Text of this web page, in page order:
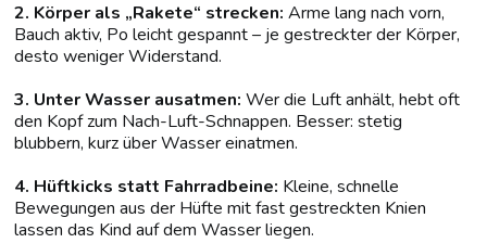
2. Körper als „Rakete“ strecken: Arme lang nach vorn,
Bauch aktiv, Po leicht gespannt – je gestreckter der Körper,
desto weniger Widerstand.
3. Unter Wasser ausatmen: Wer die Luft anhält, hebt oft
den Kopf zum Nach-Luft-Schnappen. Besser: stetig
blubbern, kurz über Wasser einatmen.
4. Hüftkicks statt Fahrradbeine: Kleine, schnelle
Bewegungen aus der Hüfte mit fast gestreckten Knien
lassen das Kind auf dem Wasser liegen.